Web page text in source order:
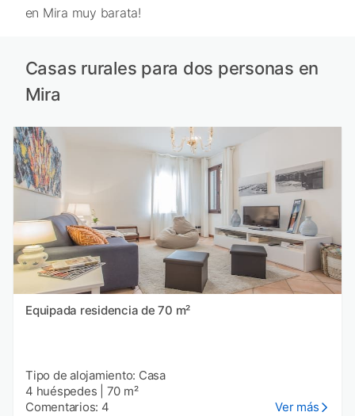
en Mira muy barata!
Casas rurales para dos personas en
Mira
Equipada residencia de 70 m²
Tipo de alojamiento: Casa
4 huéspedes
70 m²
Comentarios: 4
Ver más